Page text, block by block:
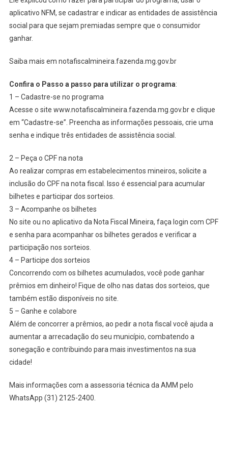
aplicativo NFM, se cadastrar e indicar as entidades de assistência
social para que sejam premiadas sempre que o consumidor
ganhar.
Saiba mais em notafiscalmineira.fazenda.mg.gov.br
Confira o Passo a passo para utilizar o programa:
1 – Cadastre-se no programa
Acesse o site www.notafiscalmineira.fazenda.mg.gov.br e clique
em “Cadastre-se”. Preencha as informações pessoais, crie uma
senha e indique três entidades de assistência social.
2 – Peça o CPF na nota
Ao realizar compras em estabelecimentos mineiros, solicite a
inclusão do CPF na nota fiscal. Isso é essencial para acumular
bilhetes e participar dos sorteios.
3 – Acompanhe os bilhetes
No site ou no aplicativo da Nota Fiscal Mineira, faça login com CPF
e senha para acompanhar os bilhetes gerados e verificar a
participação nos sorteios.
4 – Participe dos sorteios
Concorrendo com os bilhetes acumulados, você pode ganhar
prêmios em dinheiro! Fique de olho nas datas dos sorteios, que
também estão disponíveis no site.
5 – Ganhe e colabore
Além de concorrer a prêmios, ao pedir a nota fiscal você ajuda a
aumentar a arrecadação do seu município, combatendo a
sonegação e contribuindo para mais investimentos na sua
cidade!
Mais informações com a assessoria técnica da AMM pelo
WhatsApp (31) 2125-2400.